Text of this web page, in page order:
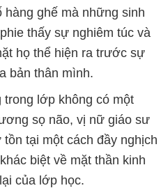
ghế mà những sinh
thấy sự nghiêm túc và
họ thể hiện ra trước sự
bản thân mình.
trong lớp không có một
sọ não, vị nữ giáo sư
tại một cách đầy nghịch
biệt về mặt thần kinh
của lớp học.